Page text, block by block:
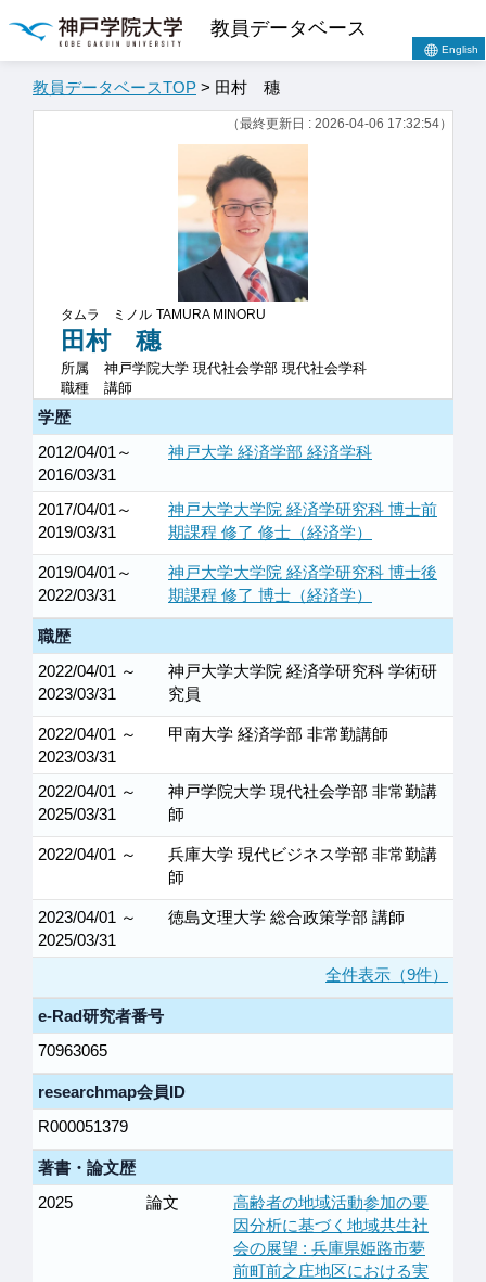
教員データベース
English
教員データベースTOP > 田村 穗
（最終更新日 : 2026-04-06 17:32:54）
タムラ ミノル TAMURA MINORU
田村 穗
所属
神戸学院大学 現代社会学部 現代社会学科
職種
講師
学歴
2012/04/01～
2016/03/31
神戸大学 経済学部 経済学科
2017/04/01～
2019/03/31
神戸大学大学院 経済学研究科 博士前
期課程 修了 修士（経済学）
2019/04/01～
2022/03/31
神戸大学大学院 経済学研究科 博士後
期課程 修了 博士（経済学）
職歴
2022/04/01 ～
2023/03/31
神戸大学大学院 経済学研究科 学術研
究員
2022/04/01 ～
2023/03/31
甲南大学 経済学部 非常勤講師
2022/04/01 ～
2025/03/31
神戸学院大学 現代社会学部 非常勤講
師
2022/04/01 ～
兵庫大学 現代ビジネス学部 非常勤講
師
2023/04/01 ～
2025/03/31
徳島文理大学 総合政策学部 講師
全件表示（9件）
e-Rad研究者番号
70963065
researchmap会員ID
R000051379
著書・論文歴
2025
論文
高齢者の地域活動参加の要
因分析に基づく地域共生社
会の展望 : 兵庫県姫路市夢
前町前之庄地区における実